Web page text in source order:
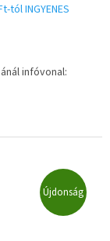
tól INGYENES
infóvonal:
Újdonság